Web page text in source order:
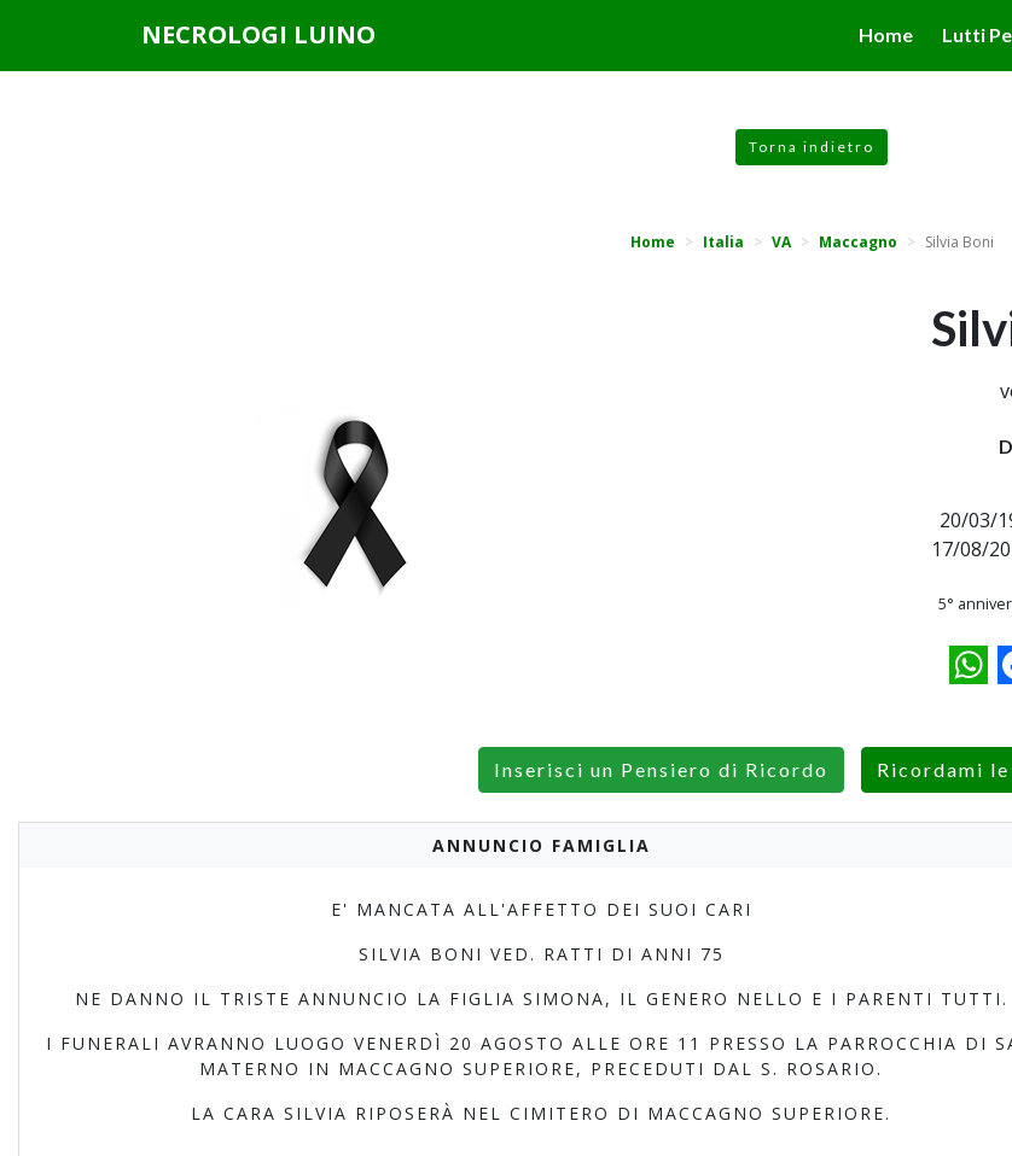
NECROLOGI LUINO Home Lutti
Torna indietro
Home Italia VA Maccagno Silvia Boni
20/03/
17/08/
5°
Inserisci un Pensiero di Ricordo Ricordami
ANNUNCIO FAMIGLIA
E' MANCATA ALL'AFFETTO DEI SUOI CARI
SILVIA BONI VED. RATTI DI ANNI 75
NE DANNO IL TRISTE ANNUNCIO LA FIGLIA SIMONA, IL GENERO NELLO E I PARENTI TUTTI.
I FUNERALI AVRANNO LUOGO VENERDÌ 20 AGOSTO ALLE ORE 11 PRESSO LA PARROCCHIA DI
MATERNO IN MACCAGNO SUPERIORE, PRECEDUTI DAL S. ROSARIO.
LA CARA SILVIA RIPOSERÀ NEL CIMITERO DI MACCAGNO SUPERIORE.
scorrendo questa pagina, cliccando su un link o proseguendo la navigazione in altra maniera,